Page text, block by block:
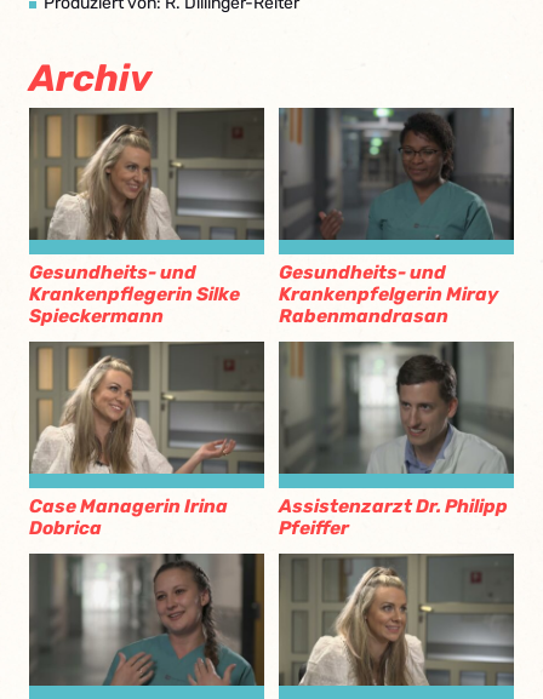
Archiv
Gesundheits- und
Krankenpflegerin Silke
Spieckermann
Gesundheits- und
Krankenpfelgerin Miray
Rabenmandrasan
Case Managerin Irina
Dobrica
Assistenzarzt Dr. Philipp
Pfeiffer